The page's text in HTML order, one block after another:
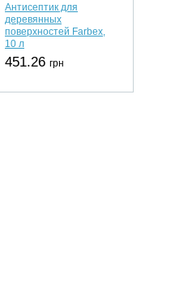
Антисептик для
деревянных
поверхностей Farbex,
10 л
451.26 грн